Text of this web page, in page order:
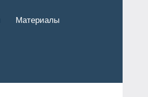
Материалы